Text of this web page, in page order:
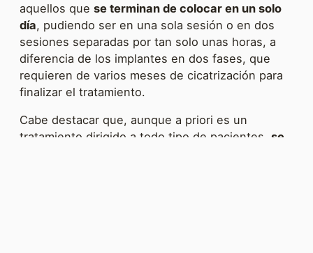
aquellos que se terminan de colocar en un solo
día, pudiendo ser en una sola sesión o en dos
sesiones separadas por tan solo unas horas, a
diferencia de los implantes en dos fases, que
requieren de varios meses de cicatrización para
finalizar el tratamiento.
Cabe destacar que, aunque a priori es un
tratamiento dirigido a todo tipo de pacientes, se